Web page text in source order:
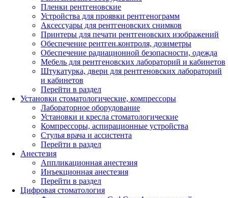
Пленки рентгеновские
Устройства для проявки рентгенограмм
Аксессуары для рентгеновских снимков
Принтеры для печати рентгеновских изображений
Обеспечение рентген.контроля, дозиметры
Обеспечение радиационной безопасности, одежда
Мебель для рентгеновских лабораторий и кабинетов
Штукатурка, двери для рентгеновских лабораторий
и кабинетов
Перейти в раздел
Установки стоматологические, компрессоры
Лабораторное оборудование
Установки и кресла стоматологические
Компрессоры, аспирационные устройства
Стулья врача и ассистента
Перейти в раздел
Анестезия
Аппликационная анестезия
Инъекционная анестезия
Перейти в раздел
Цифровая стоматология